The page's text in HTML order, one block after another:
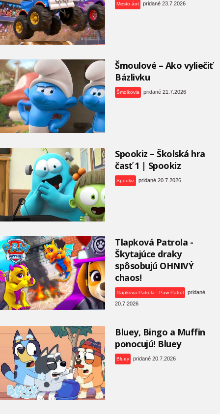
Mesto áut pridané 23.7.2026
Šmoulové – Ako vyliečiť
Bázlivku
Šmolkovia pridané 21.7.2026
Spookiz – Školská hra
časť 1 | Spookiz
Spookiz pridané 20.7.2026
Tlapková Patrola -
Škytajúce draky
spôsobujú OHNIVÝ
chaos!
Tlapkova Patrola - Paw Patrol
pridané
20.7.2026
Bluey, Bingo a Muffin
ponocujú! Bluey
Bluey pridané 20.7.2026